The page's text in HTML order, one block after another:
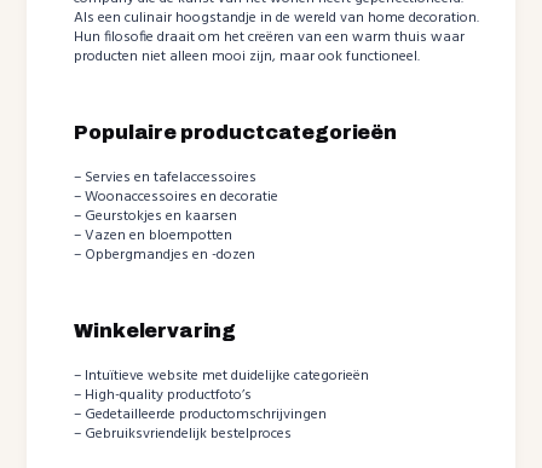
Als een culinair hoogstandje in de wereld van home decoration.
Hun filosofie draait om het creëren van een warm thuis waar
producten niet alleen mooi zijn, maar ook functioneel.
Populaire productcategorieën
– Servies en tafelaccessoires
– Woonaccessoires en decoratie
– Geurstokjes en kaarsen
– Vazen en bloempotten
– Opbergmandjes en -dozen
Winkelervaring
– Intuïtieve website met duidelijke categorieën
– High-quality productfoto’s
– Gedetailleerde productomschrijvingen
– Gebruiksvriendelijk bestelproces